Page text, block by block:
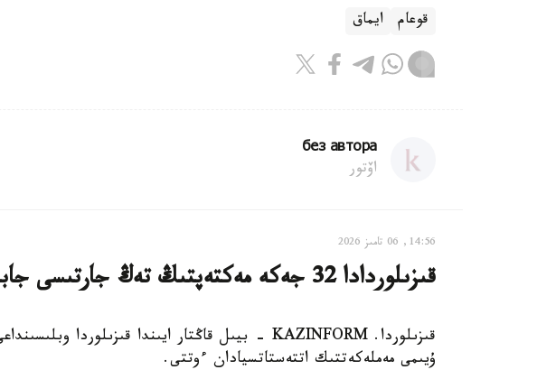
قوعام ايماق
без автора
اۆتور
14:56, 06 تامىز 2026
قىزىلوردادا 32 جەكە مەكتەپتىڭ تەڭ جارتىسى جابىلىپ قالدى
ۇيىمى مەملەكەتتىك اتتەستاتسيادان ءوتتى.